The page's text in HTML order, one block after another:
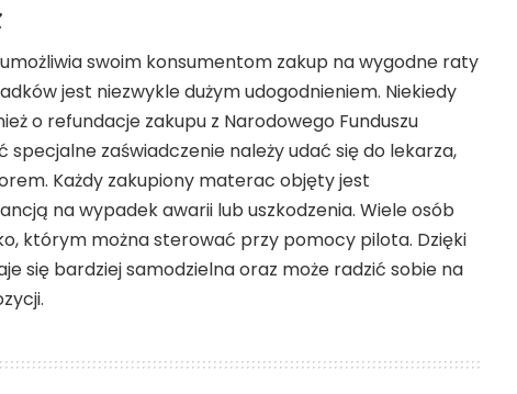
swoim konsumentom zakup na wygodne raty
jest niezwykle dużym udogodnieniem. Niekiedy
o refundacje zakupu z Narodowego Funduszu
specjalne zaświadczenie należy udać się do lekarza,
Każdy zakupiony materac objęty jest
na wypadek awarii lub uszkodzenia. Wiele osób
którym można sterować przy pomocy pilota. Dzięki
się bardziej samodzielna oraz może radzić sobie na